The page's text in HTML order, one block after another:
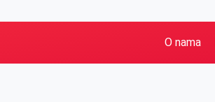
O nama